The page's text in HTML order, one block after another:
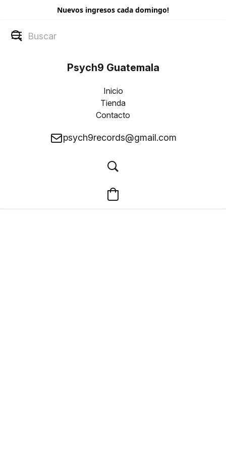
Nuevos ingresos cada domingo!
Psych9 Guatemala
Inicio
Tienda
Contacto
psych9records@gmail.com